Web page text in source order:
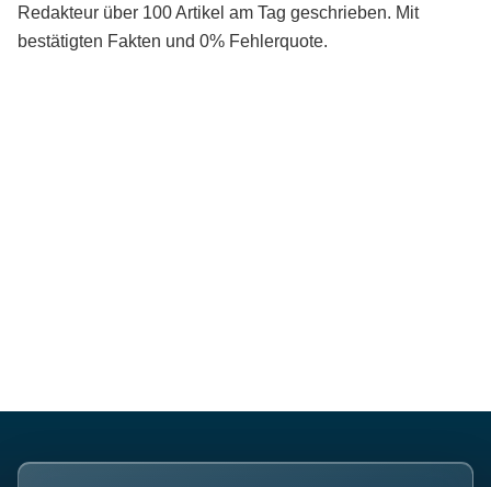
Redakteur über 100 Artikel am Tag geschrieben. Mit
bestätigten Fakten und 0% Fehlerquote.